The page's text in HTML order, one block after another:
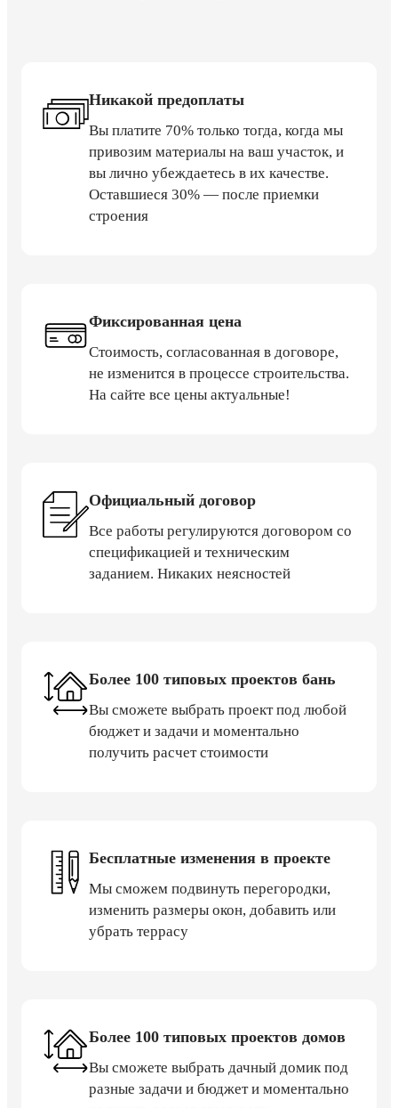
Никакой предоплаты
Вы платите 70% только тогда, когда мы
привозим материалы на ваш участок, и
вы лично убеждаетесь в их качестве.
Оставшиеся 30% — после приемки
строения
Фиксированная цена
Стоимость, согласованная в договоре,
не изменится в процессе строительства.
На сайте все цены актуальные!
Официальный договор
Все работы регулируются договором со
спецификацией и техническим
заданием. Никаких неясностей
Более 100 типовых проектов бань
Вы сможете выбрать проект под любой
бюджет и задачи и моментально
получить расчет стоимости
Бесплатные изменения в проекте
Мы сможем подвинуть перегородки,
изменить размеры окон, добавить или
убрать террасу
Более 100 типовых проектов домов
Вы сможете выбрать дачный домик под
разные задачи и бюджет и моментально